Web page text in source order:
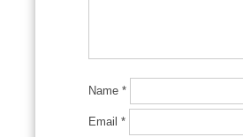
Name*
Email*